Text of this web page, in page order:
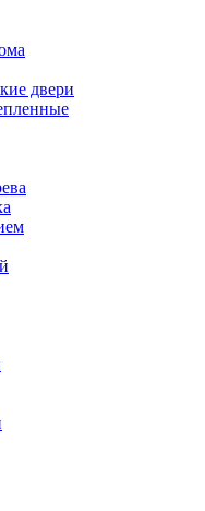
двери